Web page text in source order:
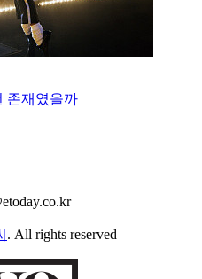
존재였을까
. All rights reserved